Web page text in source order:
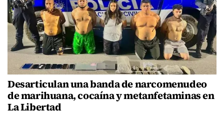
Desarticulan una banda de narcomenudeo
de marihuana, cocaína y metanfetaminas en
La Libertad